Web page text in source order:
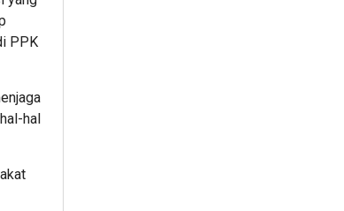
PPK
hal